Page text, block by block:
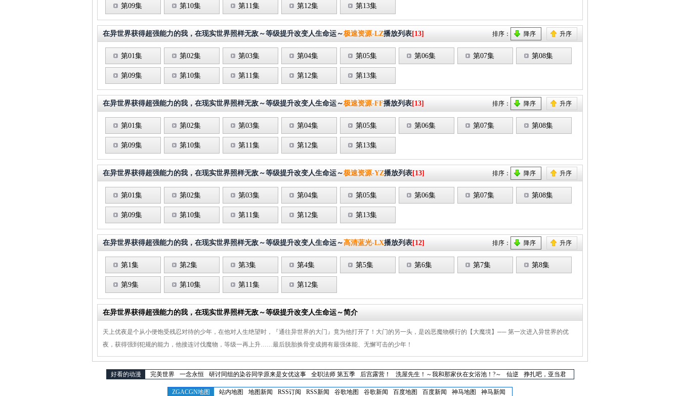
第09集 第10集 第11集 第12集 第13集
在异世界获得超强能力的我，在现实世界照样无敌～等级提升改变人生命运～极速资源-LZ播放列表[13] 排序： 降序 升序
第01集 第02集 第03集 第04集 第05集 第06集 第07集 第08集
第09集 第10集 第11集 第12集 第13集
在异世界获得超强能力的我，在现实世界照样无敌～等级提升改变人生命运～极速资源-FF播放列表[13] 排序： 降序 升序
第01集 第02集 第03集 第04集 第05集 第06集 第07集 第08集
第09集 第10集 第11集 第12集 第13集
在异世界获得超强能力的我，在现实世界照样无敌～等级提升改变人生命运～极速资源-YZ播放列表[13] 排序： 降序 升序
第01集 第02集 第03集 第04集 第05集 第06集 第07集 第08集
第09集 第10集 第11集 第12集 第13集
在异世界获得超强能力的我，在现实世界照样无敌～等级提升改变人生命运～高清蓝光-LX播放列表[12] 排序： 降序 升序
第1集 第2集 第3集 第4集 第5集 第6集 第7集 第8集
第9集 第10集 第11集 第12集
在异世界获得超强能力的我，在现实世界照样无敌～等级提升改变人生命运～简介
天上优夜是个从小便饱受残忍对待的少年，在他对人生绝望时，『通往异世界的大门』竟为他打开了！大门的另一头，是凶恶魔物横行的【大魔境】── 第一次进入异世界的优
夜，获得强到犯规的能力，他接连讨伐魔物，等级一再上升……最后脱胎换骨变成拥有最强体能、无懈可击的少年！
好看的动漫 完美世界 一念永恒 研讨同组的染谷同学原来是女优这事 全职法师 第五季 后宫露营！ 洗屋先生！～我和那家伙在女浴池！?～ 仙逆 挣扎吧，亚当君
ZGACGN地图 站内地图 地图新闻 RSS订阅 RSS新闻 谷歌地图 谷歌新闻 百度地图 百度新闻 神马地图 神马新闻